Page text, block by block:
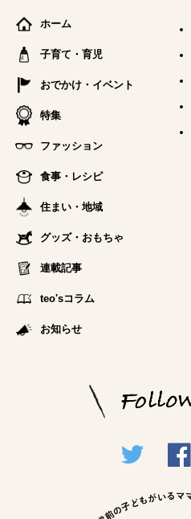
ホーム
子育て・育児
おでかけ・イベント
特集
ファッション
食事・レシピ
住まい・地域
グッズ・おもちゃ
連載記事
teo'sコラム
お知らせ